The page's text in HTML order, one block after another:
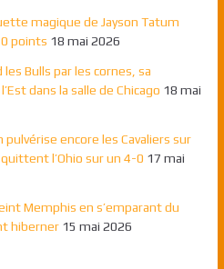
magique de Jayson Tatum
points 18 mai 2026
Bulls par les cornes, sa
dans la salle de Chicago 18 mai
pulvérise encore les Cavaliers sur
l’Ohio sur un 4-0 17 mai
Memphis en s’emparant du
hiberner 15 mai 2026